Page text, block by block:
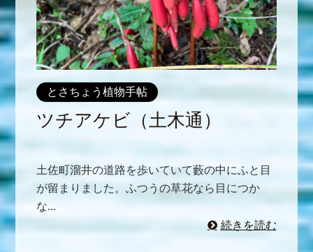
とさちょう植物手帖
ツチアケビ（土木通）
土佐町溜井の道路を歩いていて藪の中にふと目
が留まりました。ふつうの草花なら目につか
な...
続きを読む